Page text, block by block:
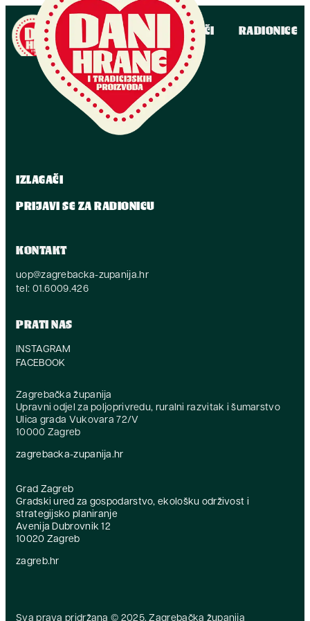
IZLAGAČI RADIONICE
IZLAGAČI
PRIJAVI SE ZA RADIONICU
KONTAKT
uop@zagrebacka-zupanija.hr
tel: 01.6009.426
PRATI NAS
INSTAGRAM
FACEBOOK
Zagrebačka županija
Upravni odjel za poljoprivredu, ruralni razvitak i šumarstvo
Ulica grada Vukovara 72/V
10000 Zagreb
zagrebacka-zupanija.hr
Grad Zagreb
Gradski ured za gospodarstvo, ekološku održivost i
strategijsko planiranje
Avenija Dubrovnik 12
10020 Zagreb
zagreb.hr
Sva prava pridržana © 2025. Zagrebačka županija